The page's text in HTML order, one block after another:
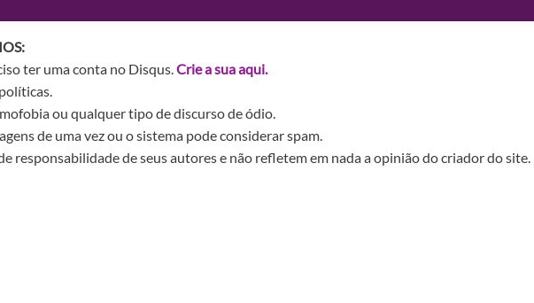
ter uma conta no Disqus.Crie a sua aqui.
ou qualquer tipo de discurso de ódio.
de uma vez ou o sistema pode considerar spam.
responsabilidade de seus autores e não refletem em nada a opinião do criador do site.